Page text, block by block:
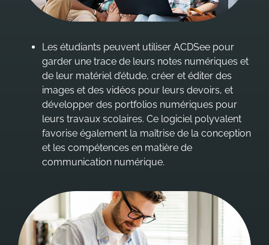
Les étudiants peuvent utiliser ACDSee pour
garder une trace de leurs notes numériques et
de leur matériel d’étude, créer et éditer des
images et des vidéos pour leurs devoirs, et
développer des portfolios numériques pour
leurs travaux scolaires. Ce logiciel polyvalent
favorise également la maîtrise de la conception
et les compétences en matière de
communication numérique.